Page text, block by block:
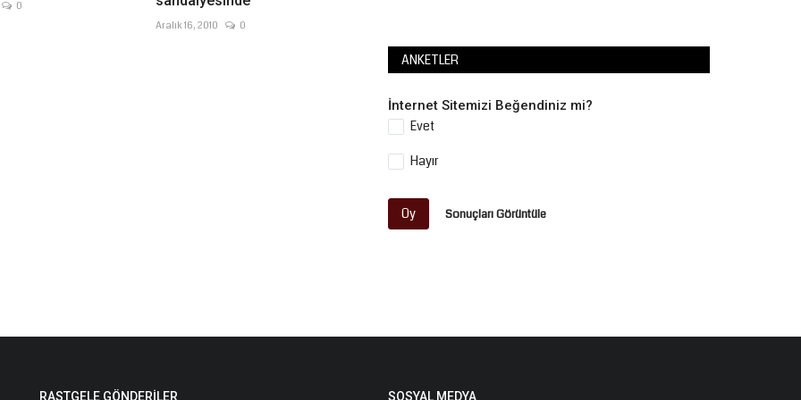
0
Aralık 16, 2010 0
ANKETLER
İnternet Sitemizi Beğendiniz mi?
Evet
Hayır
Oy Sonuçları Görüntüle
RASTGELE GÖNDERILER SOSYAL MEDYA